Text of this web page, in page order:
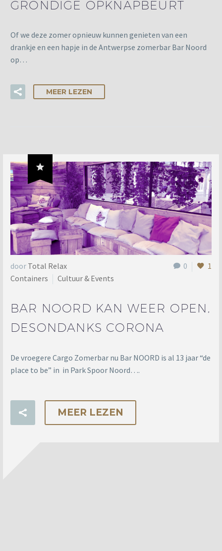
GRONDIGE OPKNAPBEURT
Of we deze zomer opnieuw kunnen genieten van een
drankje en een hapje in de Antwerpse zomerbar Bar Noord
op…
MEER LEZEN

0 1
door Total Relax
Containers
Cultuur & Events
BAR NOORD KAN WEER OPEN,
DESONDANKS CORONA
De vroegere Cargo Zomerbar nu Bar NOORD is al 13 jaar “de
place to be” in in Park Spoor Noord….
MEER LEZEN